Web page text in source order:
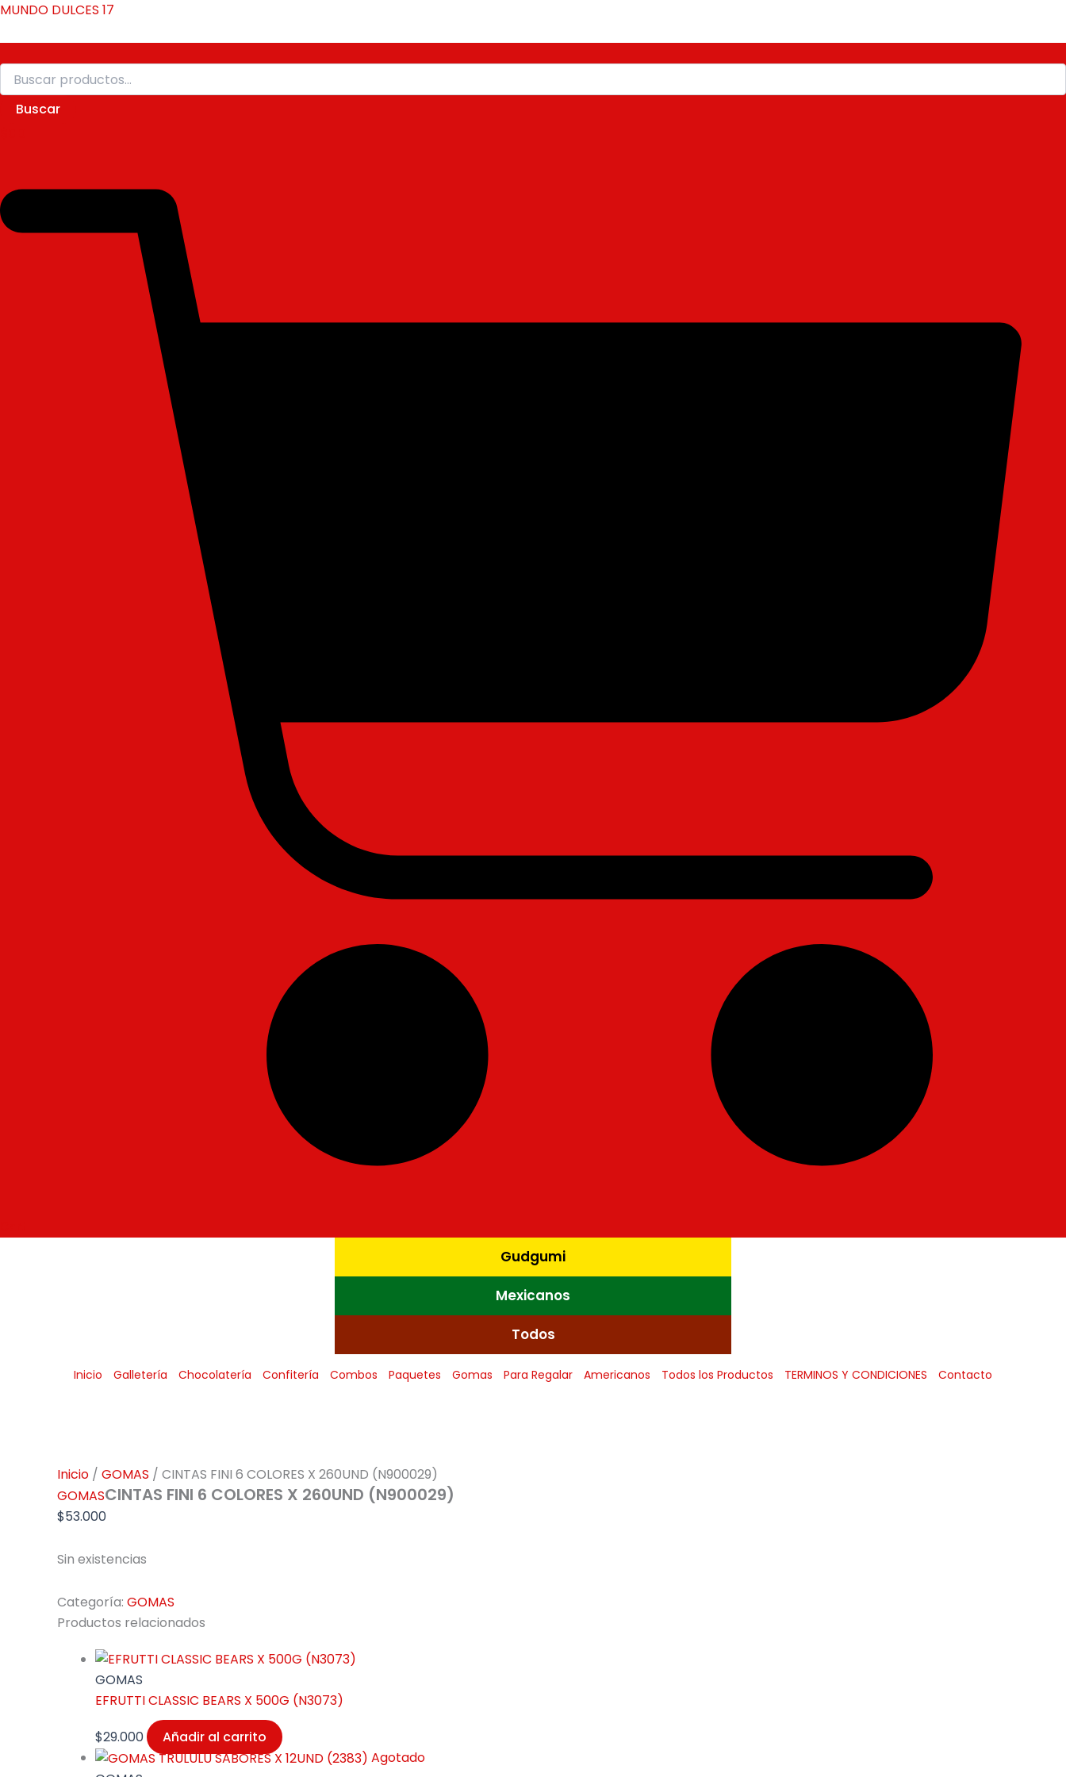
Ir
MUNDO DULCES 17
Buscar
Buscar
Gudgumi
Mexicanos
Todos
Inicio Galletería Chocolatería Confitería Combos Paquetes Gomas Para Regalar Americanos Todos los Productos TERMINOS Y CONDICIONES Contacto
Inicio / GOMAS / CINTAS FINI 6 COLORES X 260UND (N900029)
GOMASCINTAS FINI 6 COLORES X 260UND (N900029)
$53.000
Sin existencias
Categoría: GOMAS
Productos relacionados
GOMAS
EFRUTTI CLASSIC BEARS X 500G (N3073)
$29.000
Añadir al carrito
Agotado